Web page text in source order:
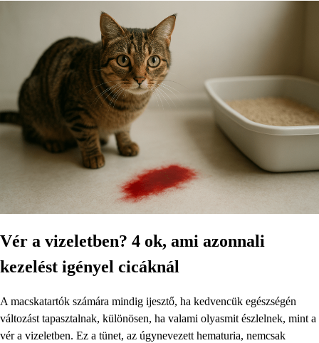
Vér a vizeletben? 4 ok, ami azonnali
kezelést igényel cicáknál
A macskatartók számára mindig ijesztő, ha kedvencük egészségén
változást tapasztalnak, különösen, ha valami olyasmit észlelnek, mint a
vér a vizeletben. Ez a tünet, az úgynevezett hematuria, nemcsak